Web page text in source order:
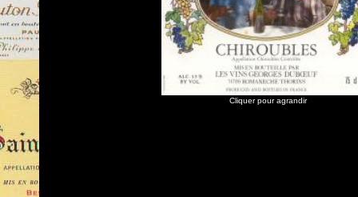
Cliquer pour agrandir